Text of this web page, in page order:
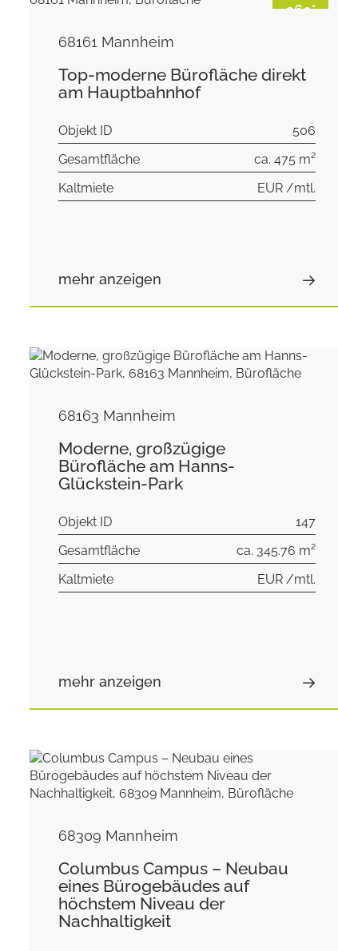
360°
68161 Mannheim
Top-moderne Bürofläche direkt
am Hauptbahnhof
Objekt ID
506
Gesamtfläche
ca. 475 m²
Kaltmiete
EUR /mtl.
mehr anzeigen
68163 Mannheim
Moderne, großzügige
Bürofläche am Hanns-
Glückstein-Park
Objekt ID
147
Gesamtfläche
ca. 345.76 m²
Kaltmiete
EUR /mtl.
mehr anzeigen
68309 Mannheim
Columbus Campus – Neubau
eines Bürogebäudes auf
höchstem Niveau der
Nachhaltigkeit